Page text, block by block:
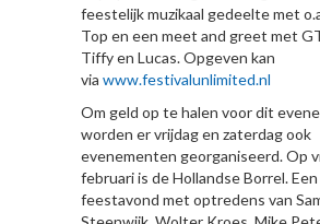
feestelijk muzikaal gedeelte met
Top en een meet and greet met
Tiffy en Lucas. Opgeven kan
via www.festivalunlimited.nl
Om geld op te halen voor dit
worden er vrijdag en zaterdag ook
evenementen georganiseerd. Op
februari is de Hollandse Borrel.
feestavond met optredens van